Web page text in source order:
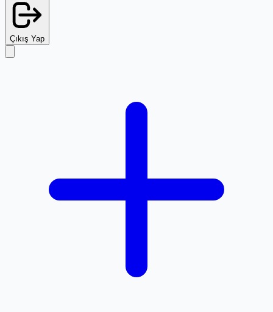
Çıkış Yap